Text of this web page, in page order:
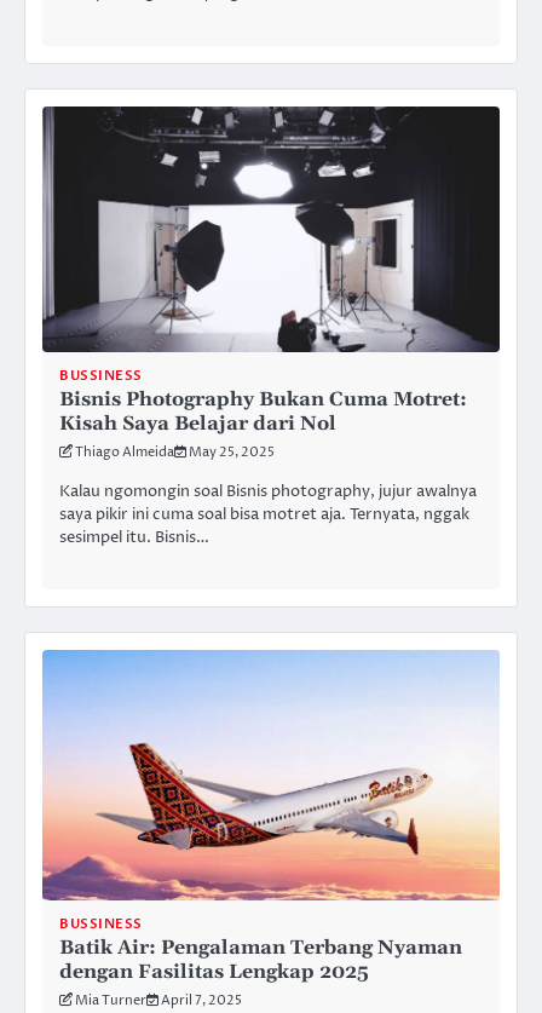
BUSSINESS
Bisnis Photography Bukan Cuma Motret:
Kisah Saya Belajar dari Nol
Thiago Almeida May 25, 2025
Kalau ngomongin soal Bisnis photography, jujur awalnya
saya pikir ini cuma soal bisa motret aja. Ternyata, nggak
sesimpel itu. Bisnis…
BUSSINESS
Batik Air: Pengalaman Terbang Nyaman
dengan Fasilitas Lengkap 2025
Mia Turner April 7, 2025